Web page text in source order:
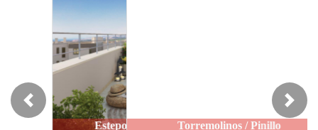
Torremolinos / Pinillo
Previous Next